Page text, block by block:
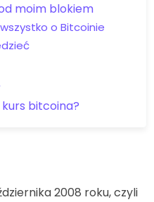
moim blokiem
o Bitcoinie
kurs bitcoina?
2008 roku, czyli